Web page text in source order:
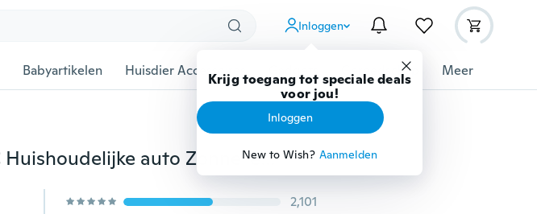
Inloggen
Krijg toegang tot speciale deals
voor jou!
Inloggen
New to Wish? Aanmelden
Babyartikelen Huisdier Accessoires Gereedschap Meer
300-1500W 12V DC naar 230V AC Huishoudelijke auto Zonne-energie-omvormer Gemodificeerde Sinusomvormer Adapter Golfvorm Nieuw.
2,101